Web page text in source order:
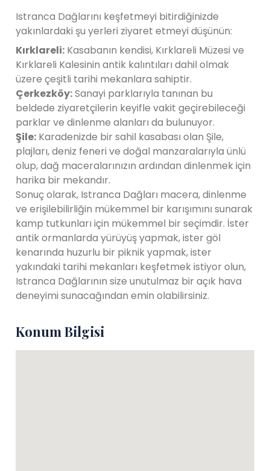
Istranca Dağlarını keşfetmeyi bitirdiğinizde
yakınlardaki şu yerleri ziyaret etmeyi düşünün:
Kırklareli: Kasabanın kendisi, Kırklareli Müzesi ve
Kırklareli Kalesinin antik kalıntıları dahil olmak
üzere çeşitli tarihi mekanlara sahiptir.
Çerkezköy:Sanayi parklarıyla tanınan bu
beldede ziyaretçilerin keyifle vakit geçirebileceği
parklar ve dinlenme alanları da bulunuyor.
Şile: Karadenizde bir sahil kasabası olan Şile,
plajları, deniz feneri ve doğal manzaralarıyla ünlü
olup, dağ maceralarınızın ardından dinlenmek için
harika bir mekandır.
Sonuç olarak, Istranca Dağları macera, dinlenme
ve erişilebilirliğin mükemmel bir karışımını sunarak
kamp tutkunları için mükemmel bir seçimdir. İster
antik ormanlarda yürüyüş yapmak, ister göl
kenarında huzurlu bir piknik yapmak, ister
yakındaki tarihi mekanları keşfetmek istiyor olun,
Istranca Dağlarının size unutulmaz bir açık hava
deneyimi sunacağından emin olabilirsiniz.
Konum Bilgisi